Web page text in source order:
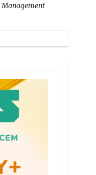
Management